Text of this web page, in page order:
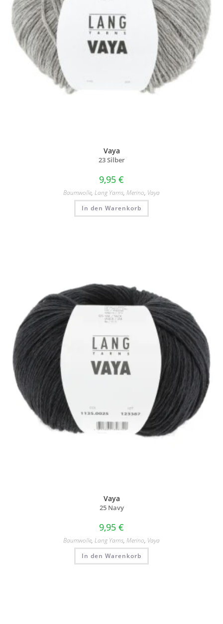
Vaya
23 Silber
9,95 €
Baumwolle, Lang Yarns, Merino, Vaya
In den Warenkorb
Vaya
25 Navy
9,95 €
Baumwolle, Lang Yarns, Merino, Vaya
In den Warenkorb